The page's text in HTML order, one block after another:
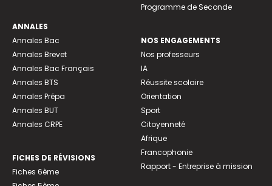
ANNALES
Annales Bac
Annales Brevet
Annales Bac Français
Annales BTS
Annales Prépa
Annales BUT
Annales CRPE
FICHES DE RÉVISIONS
Fiches 6ème
Programme de Seconde
NOS ENGAGEMENTS
Nos professeurs
IA
Réussite scolaire
Orientation
Sport
Citoyenneté
Afrique
Francophonie
Rapport - Entreprise à mission